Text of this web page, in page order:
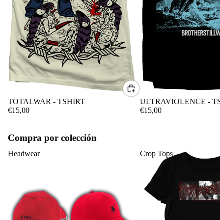
TOTALWAR - TSHIRT
€15,00
ULTRAVIOLENCE -
€15,00
Compra por colección
Headwear Crop Tops